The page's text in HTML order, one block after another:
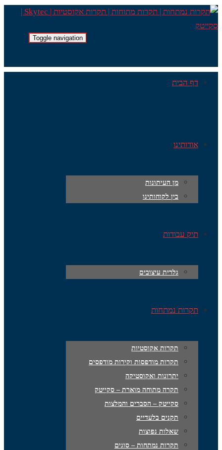
Toggle navigation
דף הבית
אודותינו
מן העיתונות
בין לקוחותינו
תיק עבודות
גלרית עיצובים
תקרות נמתחות
תקרות אקוסטיות
תקרות מודפסות וקירות מודפסים
יתרונות ואקוסטיקה
תקרה מתוחה מוארת – סקייטק
סקייטק – הסברים והמלצות
תקנים בלעדיים
שאלות נפוצות
תקרות נמתחות – סוגים